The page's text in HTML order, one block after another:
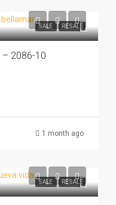
SALE RESALE
2086-10
1 month ago
SALE RESALE